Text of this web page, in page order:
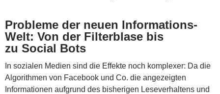
Probleme der neuen Informations-
Welt: Von der Filterblase bis
zu Social Bots
In sozialen Medien sind die Effekte noch komplexer: Da die
Algorithmen von Facebook und Co. die angezeigten
Informationen aufgrund des bisherigen Leseverhaltens und